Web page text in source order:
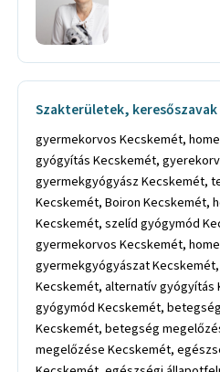
Szakterületek, keresőszavak
gyermekorvos Kecskemét,
gyógyítás Kecskemét,
gyermekgyógyász Kecskemét,
Kecskemét, Boiron Kecskemét,
Kecskemét, szelíd gyógymód
gyermekorvos Kecskemét,
gyermekgyógyászat
Kecskemét, alternatív
gyógymód Kecskemét,
Kecskemét, betegség
megelőzése Kecskemét,